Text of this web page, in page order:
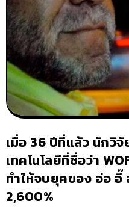
เมื่อ 36 ปีที่แล้ว นักวิ
เทคโนโลยีที่ชื่อว่า
ทำให้จบยุคของ อ่อ อี๊
2,600%